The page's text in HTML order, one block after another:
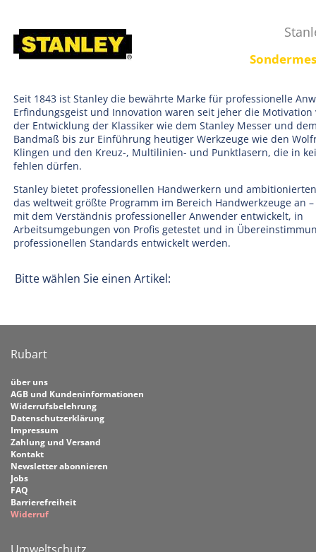
Seit 1843 ist Stanley die bewährte Marke für professionelle
Erfindungsgeist und Innovation waren seit jeher die Motivation
der Entwicklung der Klassiker wie dem Stanley Messer und
Bandmaß bis zur Einführung heutiger Werkzeuge wie den
Klingen und den Kreuz-, Multilinien- und Punktlasern, die in
fehlen dürfen.
Stanley bietet professionellen Handwerkern und
das weltweit größte Programm im Bereich Handwerkzeuge an
mit dem Verständnis professioneller Anwender entwickelt, in
Arbeitsumgebungen von Profis getestet und in
professionellen Standards entwickelt werden.
Bitte wählen Sie einen Artikel:
Rubart
über uns
AGB und Kundeninformationen
Widerrufsbelehrung
Datenschutzerklärung
Impressum
Zahlung und Versand
Kontakt
Newsletter abonnieren
Jobs
FAQ
Barrierefreiheit
Widerruf